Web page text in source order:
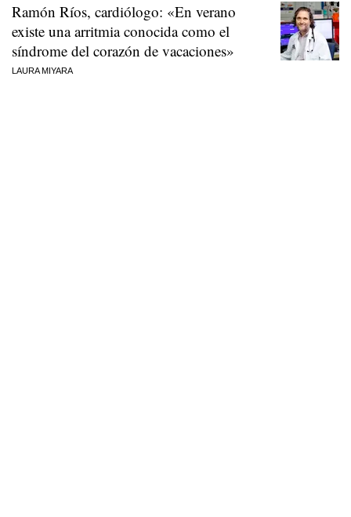
Ramón Ríos, cardiólogo: «En verano
existe una arritmia conocida como el
síndrome del corazón de vacaciones»
LAURA MIYARA